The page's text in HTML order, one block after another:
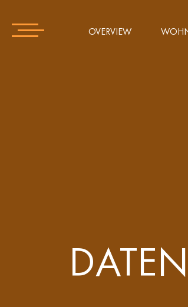
OVERVIEW